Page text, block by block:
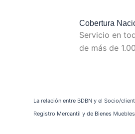
Cobertura
Servicio en
de más de
La relación entre BDBN y el Socio/
Registro Mercantil y de Bienes